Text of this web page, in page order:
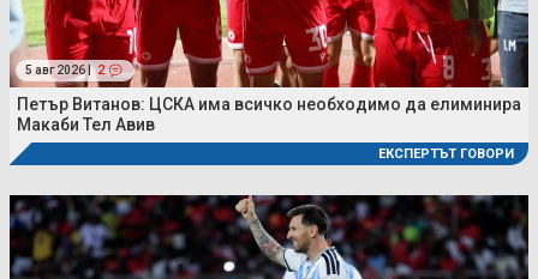
5 авг 2026 | 2
Петър Витанов: ЦСКА има всичко необходимо да елиминира
Макаби Тел Авив
ЕКСПЕРТЪТ ГОВОРИ